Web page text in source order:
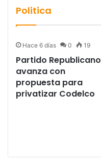
Politica
Hace 6 días 0 19
Partido Republicano
avanza con
propuesta para
privatizar Codelco